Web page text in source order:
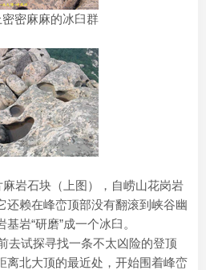
密麻麻的冰臼群
麻岩石块（上图），自崂山花岗岩
还赖在峰峦顶部没有翻滚到峡谷幽
岩“研磨”成一个冰臼。
去试探寻找一条不太凶险的登顶
离北大顶的最近处，开始围着峰峦